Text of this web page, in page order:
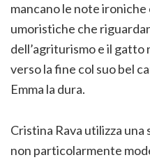
mancano le note
umoristiche che
dell’agriturismo e il gatto
verso la fine col suo bel
Emma la dura.
Cristina Rava utilizza
non particolarmente